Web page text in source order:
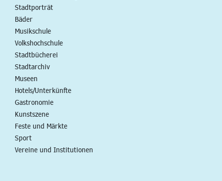
Stadtporträt
Bäder
Musikschule
Volkshochschule
Stadtbücherei
Stadtarchiv
Museen
Hotels/Unterkünfte
Gastronomie
Kunstszene
Feste und Märkte
Sport
Vereine und Institutionen